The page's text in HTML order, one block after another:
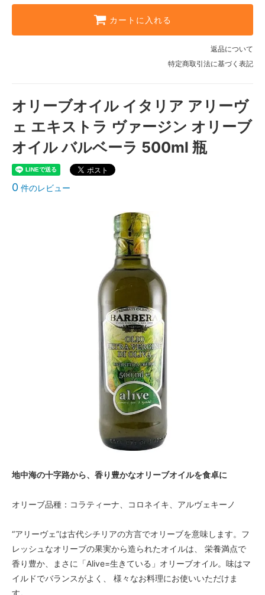
カートに入れる
返品について
特定商取引法に基づく表記
オリーブオイル イタリア アリーヴ
ェ エキストラ ヴァージン オリーブ
オイル バルベーラ 500ml 瓶
0 件のレビュー
地中海の十字路から、香り豊かなオリーブオイルを食卓に
オリーブ品種：コラティーナ、コロネイキ、アルヴェキーノ
“アリーヴェ”は古代シチリアの方言でオリーブを意味します。フ
レッシュなオリーブの果実から造られたオイルは、 栄養満点で
香り豊か、まさに「Alive=生きている」オリーブオイル。味はマ
イルドでバランスがよく、 様々なお料理にお使いいただけま
す。